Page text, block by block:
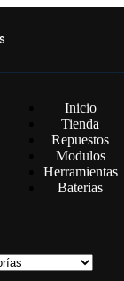
Inicio
Tienda
Repuestos
Modulos
Herramientas
Baterias